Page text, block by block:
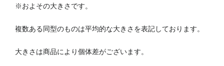
※およその大きさです。
複数ある同型のものは平均的な大きさを表記しております。
大きさは商品により個体差がございます。